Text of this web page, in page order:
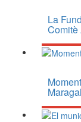
La
Comitè